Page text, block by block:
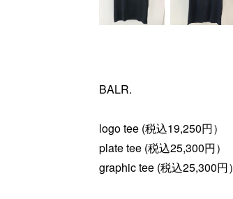
BALR.
logo tee (税込19,250円）
plate tee (税込25,300円）
graphic tee (税込25,300円）